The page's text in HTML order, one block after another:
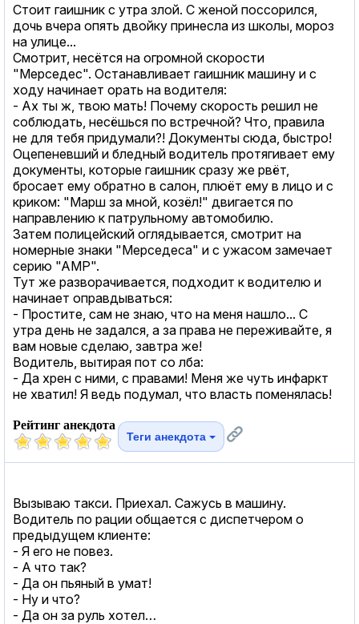
Стоит гаишник с утра злой. С женой поссорился,
дочь вчера опять двойку принесла из школы, мороз
на улице...
Смотрит, несётся на огромной скорости
"Мерседес". Останавливает гаишник машину и с
ходу начинает орать на водителя:
- Ах ты ж, твою мать! Почему скорость решил не
соблюдать, несёшься по встречной? Что, правила
не для тебя придумали?! Документы сюда, быстро!
Оцепеневший и бледный водитель протягивает ему
документы, которые гаишник сразу же рвёт,
бросает ему обратно в салон, плюёт ему в лицо и с
криком: "Марш за мной, козёл!" двигается по
направлению к патрульному автомобилю.
Затем полицейский оглядывается, смотрит на
номерные знаки "Мерседеса" и с ужасом замечает
серию "АМР".
Тут же разворачивается, подходит к водителю и
начинает оправдываться:
- Простите, сам не знаю, что на меня нашло... С
утра день не задался, а за права не переживайте, я
вам новые сделаю, завтра же!
Водитель, вытирая пот со лба:
- Да хрен с ними, с правами! Меня же чуть инфаркт
не хватил! Я ведь подумал, что власть поменялась!
Рейтинг анекдота
Теги анекдота
Вызываю такси. Приехал. Сажусь в машину.
Водитель по рации общается с диспетчером о
предыдущем клиенте:
- Я его не повез.
- А что так?
- Да он пьяный в умат!
- Ну и что?
- Да он за руль хотел…